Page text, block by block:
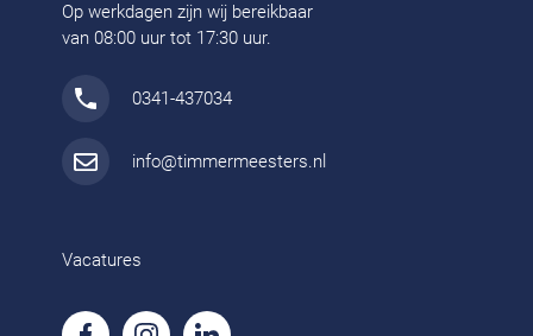
Op werkdagen zijn wij bereikbaar
van 08:00 uur tot 17:30 uur.
0341-437034
info@timmermeesters.nl
Vacatures